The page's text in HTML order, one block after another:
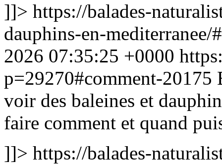
]]> https://balades-
dauphins-en-
2026 07:35:25 +0000
p=29270#comment-20175
voir des baleines et
faire comment et quand
]]> https://balades-